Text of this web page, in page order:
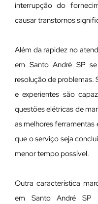
interrupção do
causar transtornos
Além da rapidez no
em Santo André SP
resolução de problemas.
e experientes são
questões elétricas de
as melhores
que o serviço seja
menor tempo possível.
Outra característica
em Santo André SP